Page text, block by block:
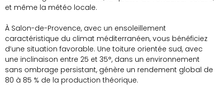
et même la météo locale.
À Salon-de-Provence, avec un ensoleillement
caractéristique du climat méditerranéen, vous bénéficiez
d’une situation favorable. Une toiture orientée sud, avec
une inclinaison entre 25 et 35°, dans un environnement
sans ombrage persistant, génère un rendement global de
80 à 85 % de la production théorique.